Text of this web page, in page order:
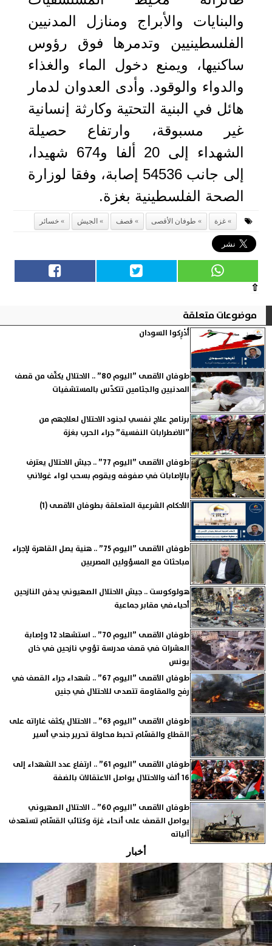
والبنايات والأبراج ومنازل المدنيين
الفلسطينيين وتدمرها فوق رؤوس
ساكنيها، ويمنع دخول الماء والغذاء
والدواء والوقود. وأدى العدوان لدمار
هائل في البنية التحتية وكارثة إنسانية
غير مسبوقة، وارتفاع حصيلة
الشهداء إلى 20 ألفا و674 شهيدا،
إلى جانب 54536 إصابة، وفقا لوزارة
الصحة الفلسطينية بغزة.
غزة طوفان الأقصى قصف الجيش خسائر
⇧
موضوعات متعلقة
أَدْرِكوا السودان
طوفان الأقصى ”اليوم 80” .. الاحتلال يكثّف من قصف
المدنيين والجثامين تتكدّس بالمستشفيات
برنامج علاج نفسي لجنود الاحتلال لعلاجهم من
”الاضطرابات النفسية” جراء الحرب بغزة
طوفان الأقصى ”اليوم 77” .. جيش الاحتلال يعترف
بالإصابات في صفوفه ويقوم بسحب لواء غولاني
الأحكام الشرعية المتعلقة بطوفان الأقصى (1)
طوفان الأقصى ”اليوم 75” .. هنية يصل القاهرة لإجراء
مباحثات مع المسؤولين المصريين
هولوكوست .. جيش الاحتلال الصهيوني يدفن النازحين
أحياءفي مقابر جماعية
طوفان الأقصى ”اليوم 70” .. استشهاد 12 وإصابة
العشرات في قصف مدرسة تؤوي نازحين في خان
يونس
طوفان الأقصى ”اليوم 67” .. شهداء جراء القصف في
رفح والمقاومة تتصدى للاحتلال في جنين
طوفان الأقصى ”اليوم 63” .. الاحتلال يكثف غاراته على
القطاع والقسّام تحبط محاولة تحرير جندي أسير
طوفان الأقصى ”اليوم 61” .. ارتفاع عدد الشهداء إلى
16 ألف والاحتلال يواصل الاعتقالات بالضفة
طوفان الأقصى ”اليوم 60” .. الاحتلال الصهيوني
يواصل القصف على أنحاء غزة وكتائب القسّام تستهدف
آلياته
أخبار